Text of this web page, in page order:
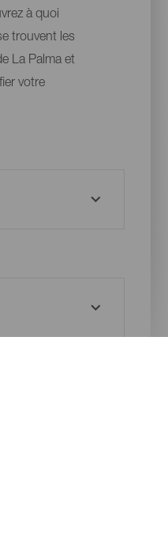
à quoi
trouvent les
La Palma et
votre